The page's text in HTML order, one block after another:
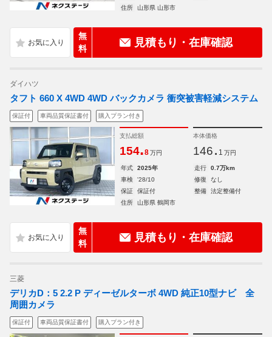
住所 山形県 山形市
無
料
見積もり・在庫確認
ダイハツ
タフト 660 X 4WD 4WD バックカメラ 衝突被害軽減システム
保証付 車両品質保証書付 購入プラン付き
支払総額
154.8 万円
本体価格
146. 1 万円
年式 2025年 走行
0.7万km
車検
'28/10 修復
なし
保証
保証付 整備
法定整備付
住所
山形県 鶴岡市
無
料
見積もり・在庫確認
三菱
デリカD：5 2.2 P ディーゼルターボ 4WD 純正10型ナビ 全
周囲カメラ
保証付 車両品質保証書付 購入プラン付き